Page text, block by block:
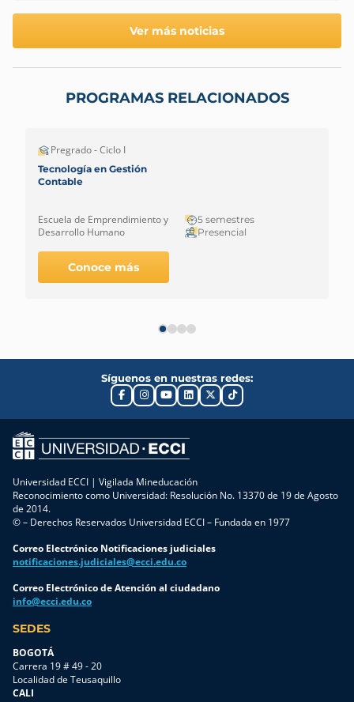
Ver más noticias
PROGRAMAS RELACIONADOS
Pregrado - Ciclo I
Tecnología en Gestión
Contable
Escuela de Emprendimiento y
Desarrollo Humano
5 semestres
Presencial
Conoce más
Síguenos en nuestras redes:
Universidad ECCI | Vigilada Mineducación
Reconocimiento como Universidad: Resolución No. 13370 de 19 de Agosto
de 2014.
© – Derechos Reservados Universidad ECCI – Fundada en 1977
Correo Electrónico Notificaciones judiciales
notificaciones.judiciales@ecci.edu.co
Correo Electrónico de Atención al ciudadano
info@ecci.edu.co
SEDES
BOGOTÁ
Carrera 19 # 49 - 20
Localidad de Teusaquillo
CALI